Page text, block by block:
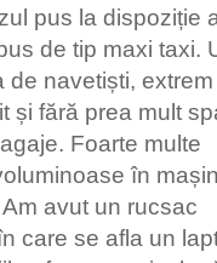
pus la dispoziție
de tip maxi taxi.
de navetiști,
și fără prea mult
Foarte multe
în
avut un rucsac
care se afla un